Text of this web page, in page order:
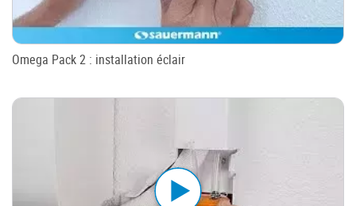
Omega Pack 2 : installation éclair